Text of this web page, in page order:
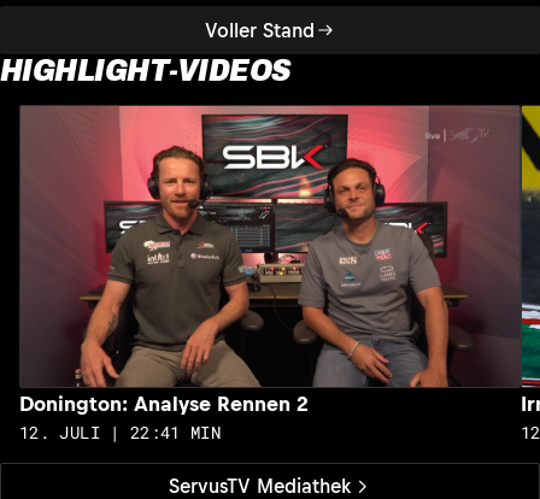
Voller Stand
HIGHLIGHT-VIDEOS
ServusTV Mediathek
Donington: Analyse Rennen 2
12. JULI | 22:41 MIN